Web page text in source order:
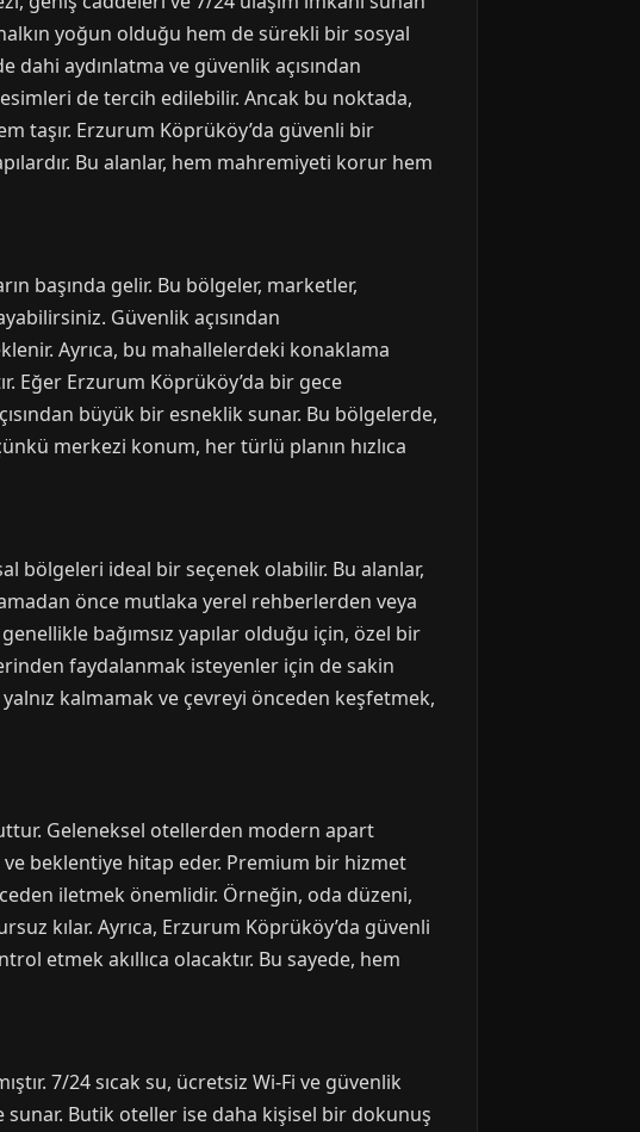
yoğun olduğu hem de sürekli bir sosyal
aydınlatma ve güvenlik açısından
de tercih edilebilir. Ancak bu noktada,
taşır. Erzurum Köprüköy’da güvenli bir
Bu alanlar, hem mahremiyeti korur hem
başında gelir. Bu bölgeler, marketler,
Güvenlik açısından
Ayrıca, bu mahallelerdeki konaklama
Eğer Erzurum Köprüköy’da bir gece
büyük bir esneklik sunar. Bu bölgelerde,
merkezi konum, her türlü planın hızlıca
bölgeleri ideal bir seçenek olabilir. Bu alanlar,
önce mutlaka yerel rehberlerden veya
bağımsız yapılar olduğu için, özel bir
faydalanmak isteyenler için de sakin
kalmamak ve çevreyi önceden keşfetmek,
Geleneksel otellerden modern apart
beklentiye hitap eder. Premium bir hizmet
iletmek önemlidir. Örneğin, oda düzeni,
kılar. Ayrıca, Erzurum Köprüköy’da güvenli
etmek akıllıca olacaktır. Bu sayede, hem
7/24 sıcak su, ücretsiz Wi-Fi ve güvenlik
sunar. Butik oteller ise daha kişisel bir dokunuş